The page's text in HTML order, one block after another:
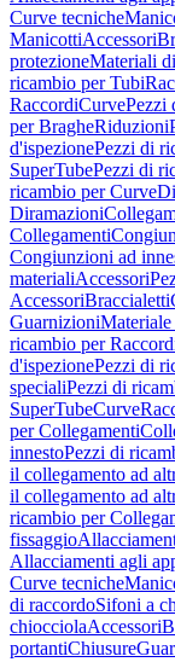
Curve tecniche
ManicottiAccessori
protezioneMateriali
ricambio per Tubi
RaccordiCurvePezzi
per BragheRiduzioni
d'ispezionePezzi di
SuperTubePezzi di
ricambio per Curve
Diramazioni
Collegamenti
Congiunzioni ad
materialiAccessori
AccessoriBraccialetti
Guarnizioni
ricambio per
d'ispezionePezzi di
specialiPezzi di
SuperTubeCurve
per Collegamenti
innestoPezzi di
il collegamento ad
il collegamento ad
ricambio per
fissaggio
Allacciamenti agli
Curve tecniche
di raccordoSifoni a
chiocciolaAccessori
portantiChiusure